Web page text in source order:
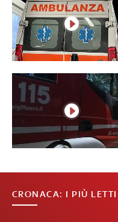
CRONACA: I PIÙ LETTI